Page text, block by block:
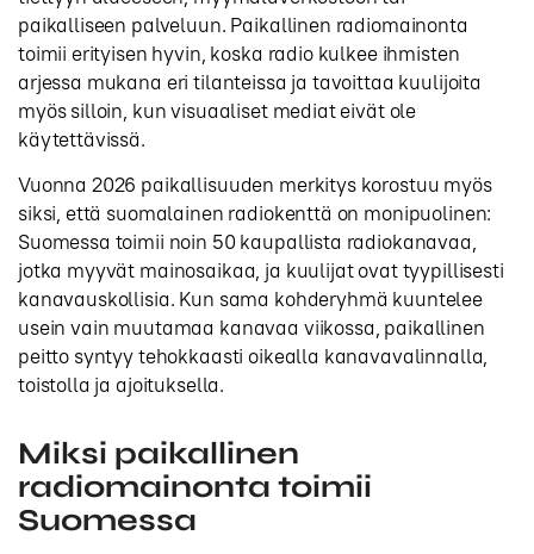
paikalliseen palveluun. Paikallinen radiomainonta
toimii erityisen hyvin, koska radio kulkee ihmisten
arjessa mukana eri tilanteissa ja tavoittaa kuulijoita
myös silloin, kun visuaaliset mediat eivät ole
käytettävissä.
Vuonna 2026 paikallisuuden merkitys korostuu myös
siksi, että suomalainen radiokenttä on monipuolinen:
Suomessa toimii noin 50 kaupallista radiokanavaa,
jotka myyvät mainosaikaa, ja kuulijat ovat tyypillisesti
kanavauskollisia. Kun sama kohderyhmä kuuntelee
usein vain muutamaa kanavaa viikossa, paikallinen
peitto syntyy tehokkaasti oikealla kanavavalinnalla,
toistolla ja ajoituksella.
Miksi paikallinen
radiomainonta toimii
Suomessa